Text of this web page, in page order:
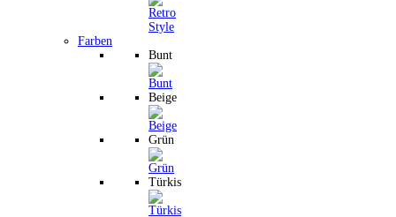
Farben
Bunt
Beige
Grün
Türkis